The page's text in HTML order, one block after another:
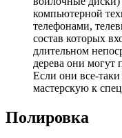
компьютерной
телефонами,
состав которых
длительном
дерева они могут
Если они все-
мастерскую к
Полировка